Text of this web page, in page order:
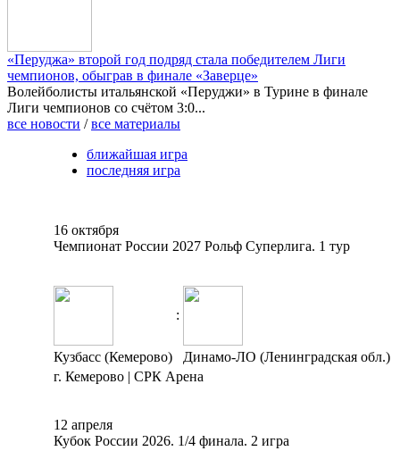
«Перуджа» второй год подряд стала победителем Лиги
чемпионов, обыграв в финале «Заверце»
Волейболисты итальянской «Перуджи» в Турине в финале
Лиги чемпионов со счётом 3:0...
все новости /все материалы
ближайшая игра
последняя игра
16 октября
Чемпионат России 2027 Рольф Суперлига. 1 тур
:
Кузбасс (Кемерово)
Динамо-ЛО (Ленинградская обл.)
г. Кемерово | СРК Арена
12 апреля
Кубок России 2026. 1/4 финала. 2 игра